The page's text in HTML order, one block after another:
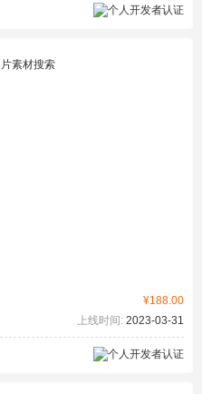
¥188.00
上线时间: 2023-03-31